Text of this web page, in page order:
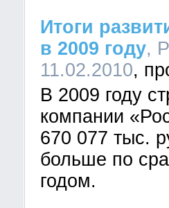
Итоги
в 2009 году,
11.02.2010
В 2009 году
компании
670 077 тыс.
больше по
годом.